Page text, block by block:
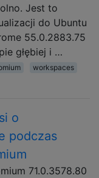
Jest to
do Ubuntu
55.0.2883.75
głębiej i …
workspaces
o
podczas
71.0.3578.80